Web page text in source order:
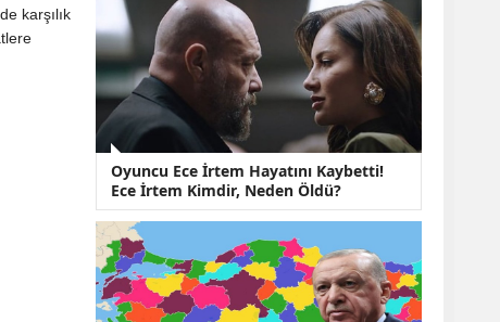
karşılık
KOSGEB’den
KOBİ’lere Dev
Finansman Hamlesi:
36 Ay Vadeli 30
Milyon TL Destek
Emekli Maaşlarında
Temmuz Hesabı:
Zam Oranı ve Taban
Aylık İçin Yeni
Senaryolar
Oyuncu Ece İrtem Hayatını Kaybetti!
Ece İrtem Kimdir, Neden Öldü?